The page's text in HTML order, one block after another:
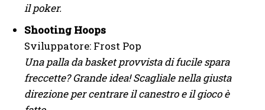
il poker.
Shooting Hoops
Sviluppatore: Frost Pop
Una palla da basket provvista di fucile spara
freccette? Grande idea! Scagliale nella giusta
direzione per centrare il canestro e il gioco è